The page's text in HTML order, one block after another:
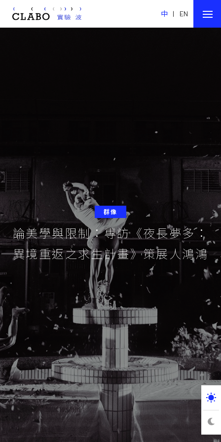
中 | EN
群像
論美學與限制：專訪《夜長夢多：
異境重返之求生計畫》策展人鴻鴻